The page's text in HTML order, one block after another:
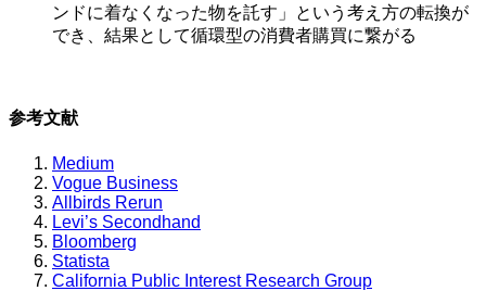
ンドに着なくなった物を託す」という考え方の転換が
でき、結果として循環型の消費者購買に繋がる
参考文献
Medium
Vogue Business
Allbirds Rerun
Levi’s Secondhand
Bloomberg
Statista
California Public Interest Research Group